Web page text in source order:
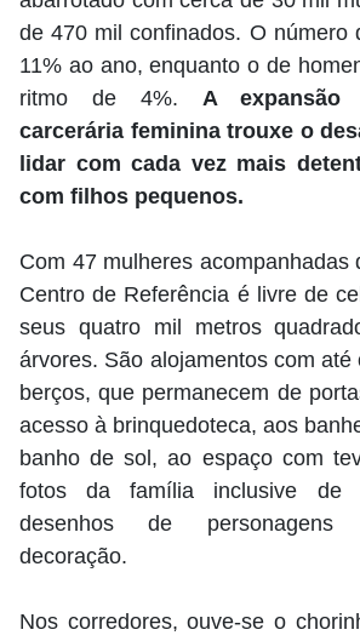
de 470 mil confinados. O número
11% ao ano, enquanto o de
ritmo de 4%. A expansão
carcerária feminina trouxe o
lidar com cada vez mais
com filhos pequenos.
Com 47 mulheres acompanhadas
Centro de Referência é livre de
seus quatro mil metros
árvores. São alojamentos com até
berços, que permanecem de
acesso à brinquedoteca, aos
banho de sol, ao espaço com
fotos da família inclusive de
desenhos de personagens
decoração.
Nos corredores, ouve-se o